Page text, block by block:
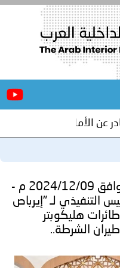
الأمانة العامة لمجلس
البحرين ـ 1446/06/07هــ الموافق 2024/12/09 م -
التنفيذي لـ "إيرباص
هليكوبتر
الشرطة..